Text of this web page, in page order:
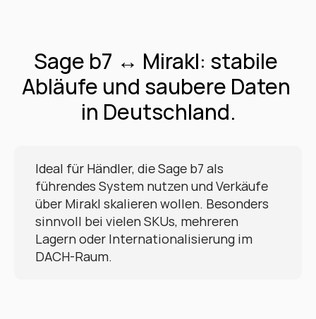
Sage b7 ↔ Mirakl: stabile
Abläufe und saubere Daten
in Deutschland.
Ideal für Händler, die Sage b7 als
führendes System nutzen und Verkäufe
über Mirakl skalieren wollen. Besonders
sinnvoll bei vielen SKUs, mehreren
Lagern oder Internationalisierung im
DACH-Raum.